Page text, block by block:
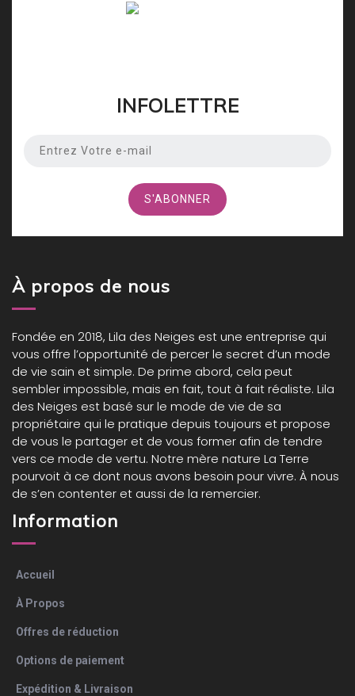
INFOLETTRE
À propos de nous
Fondée en 2018, Lila des Neiges est une entreprise qui
vous offre l’opportunité de percer le secret d’un mode
de vie sain et simple. De prime abord, cela peut
sembler impossible, mais en fait, tout à fait réaliste. Lila
des Neiges est basé sur le mode de vie de sa
propriétaire qui le pratique depuis toujours et propose
de vous le partager et de vous former afin de tendre
vers ce mode de vertu. Notre mère nature La Terre
pourvoit à ce dont nous avons besoin pour vivre. À nous
de s’en contenter et aussi de la remercier.
Information
Accueil
À Propos
Offres de réduction
Options de paiement
Expédition & Livraison